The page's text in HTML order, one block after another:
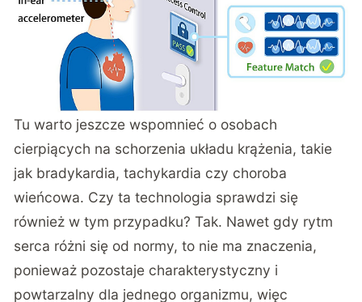
Tu warto jeszcze wspomnieć o osobach
cierpiących na schorzenia układu krążenia, takie
jak bradykardia, tachykardia czy choroba
wieńcowa. Czy ta technologia sprawdzi się
również w tym przypadku? Tak. Nawet gdy rytm
serca różni się od normy, to nie ma znaczenia,
ponieważ pozostaje charakterystyczny i
powtarzalny dla jednego organizmu, więc